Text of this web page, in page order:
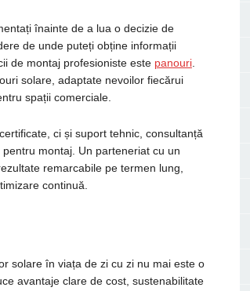
înainte de a lua o decizie de
de unde puteți obține informații
de montaj profesioniste este panouri.
solare, adaptate nevoilor fiecărui
spații comerciale.
ci și suport tehnic, consultanță
montaj. Un parteneriat cu un
remarcabile pe termen lung,
continuă.
solare în viața de zi cu zi nu mai este o
avantaje clare de cost, sustenabilitate